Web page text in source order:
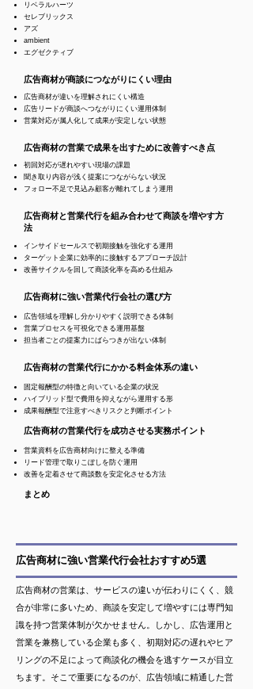
リベラルハーツ
セレブリックス
アズ
ambient
エグゼクティブ
広告商材が商談につながりにくい理由
広告商材が違いを理解されにくい構造
広告リードが商談へつながりにくい運用体制
営業対応が属人化して成果が安定しない状態
広告商材の営業で成果を出すために改善すべき点
初回対応が遅れやすい現場の課題
聞き取り内容が浅く提案につながらない状況
フォロー不足で見込み顧客が離れてしまう運用
広告商材と営業代行を組み合わせて商談を増やす方
法
インサイドセールスで初期接触を強化する運用
ターゲット企業に効率的に接触するアプローチ設計
改善サイクルを回して商談化率を高める仕組み
広告商材に強い営業代行会社の選び方
広告領域を理解し分かりやすく説明できる体制
営業プロセスを可視化できる運用基盤
担当者ごとの提案力にばらつきが出ない体制
広告商材の営業代行にかかる料金体系の違い
固定報酬型の特徴と向いている企業の状況
ハイブリッド型で費用を抑えながら運用する形
成果報酬型で注意すべきリスクと判断ポイント
広告商材の営業代行を成功させる実務ポイント
営業資料を広告商材向けに整える準備
リード管理で取りこぼしを防ぐ運用
改善を定着させて商談数を安定化させる方法
まとめ
広告商材に強い営業代行会社おすすめ5選
広告商材の営業は、サービスの違いが伝わりにくく、競
合が非常に多いため、商談を安定して増やすには専門知
識を持つ営業体制が欠かせません。しかし、広告運用と
営業を兼務している企業も多く、初期対応の遅れやヒア
リングの不足によって商談化の機会を逃すケースが目立
ちます。そこで重要になるのが、広告領域に精通した営